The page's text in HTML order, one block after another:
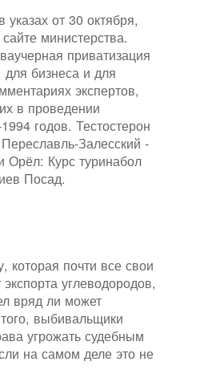
от 30 октября,
министерства.
приватизация
бизнеса и для
экспертов,
в проведении
годов. Тестостерон
Залесский -
Орёл: Курс туринабол
Посад.
которая почти все свои
углеводородов,
вряд ли может
выбивальщики
угрожать судебным
на самом деле это не